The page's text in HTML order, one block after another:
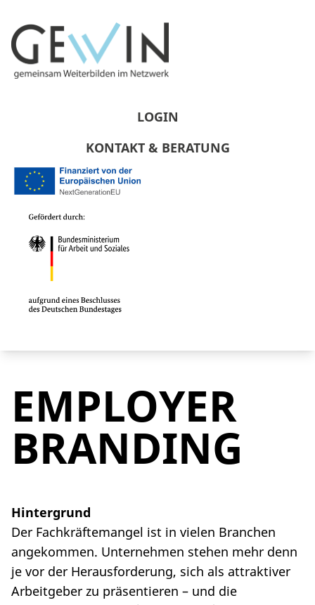
LOGIN
KONTAKT & BERATUNG
EMPLOYER
BRANDING
Hintergrund
Der Fachkräftemangel ist in vielen Branchen
angekommen. Unternehmen stehen mehr denn
je vor der Herausforderung, sich als attraktiver
Arbeitgeber zu präsentieren – und die